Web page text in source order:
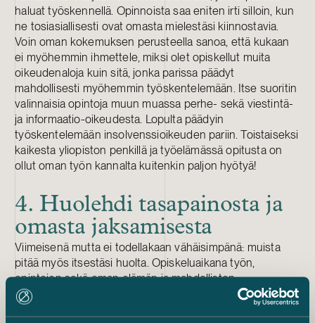
haluat työskennellä. Opinnoista saa eniten irti silloin, kun
ne tosiasiallisesti ovat omasta mielestäsi kiinnostavia.
Voin oman kokemuksen perusteella sanoa, että kukaan
ei myöhemmin ihmettele, miksi olet opiskellut muita
oikeudenaloja kuin sitä, jonka parissa päädyt
mahdollisesti myöhemmin työskentelemään. Itse suoritin
valinnaisia opintoja muun muassa perhe- sekä viestintä-
ja informaatio-oikeudesta. Lopulta päädyin
työskentelemään insolvenssioikeuden pariin. Toistaiseksi
kaikesta yliopiston penkillä ja työelämässä opitusta on
ollut oman työn kannalta kuitenkin paljon hyötyä!
4. Huolehdi tasapainosta ja
omasta jaksamisesta
Viimeisenä mutta ei todellakaan vähäisimpänä: muista
pitää myös itsestäsi huolta. Opiskeluaikana työn,
opintojen sekä oman elämän ja mahdollisten
opiskelijarientojen yhdistäminen voi olla hyvin haastavaa.
Tee rohkeasti itsesi ja oman jaksamisesi kannalta oikeita